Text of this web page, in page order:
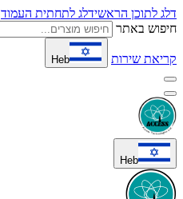
דלג לתוכן הראשידלג לתחתית העמוד
חיפוש באתר
קריאת שירות Heb
Heb